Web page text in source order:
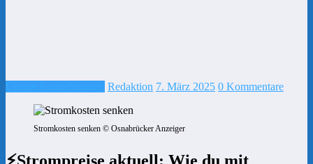
Redaktion 7. März 2025 0 Kommentare
Stromkosten senken © Osnabrücker Anzeiger